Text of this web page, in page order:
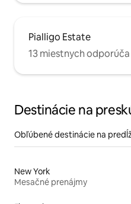
Pialligo Estate
13 miestnych odporúča
Destinácie na
Obľúbené destinácie na
New York
Mesačné prenájmy